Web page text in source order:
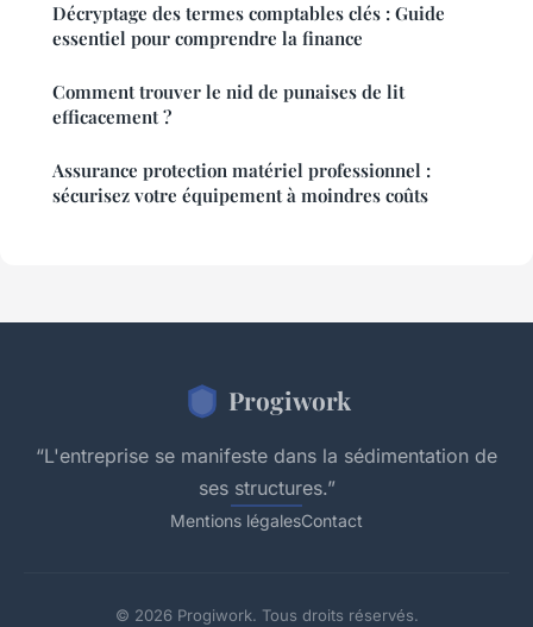
Décryptage des termes comptables clés : Guide
essentiel pour comprendre la finance
Comment trouver le nid de punaises de lit
efficacement ?
Assurance protection matériel professionnel :
sécurisez votre équipement à moindres coûts
Progiwork
“L'entreprise se manifeste dans la sédimentation de
ses structures.”
Mentions légalesContact
© 2026 Progiwork. Tous droits réservés.